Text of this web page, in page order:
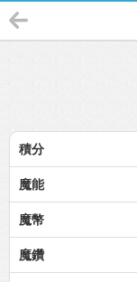
積分
魔能
魔幣
魔鑽